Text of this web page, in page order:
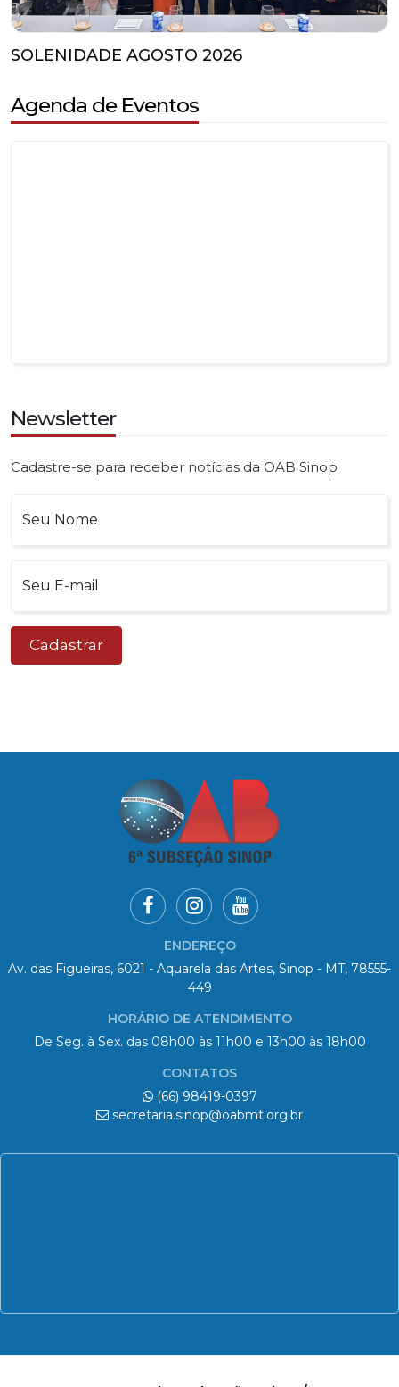
SOLENIDADE AGOSTO 2026
Agenda de Eventos
Newsletter
Cadastre-se para receber notícias da OAB Sinop
Seu Nome
Seu E-mail
Cadastrar
ENDEREÇO
Av. das Figueiras, 6021 - Aquarela das Artes, Sinop - MT, 78555-
449
HORÁRIO DE ATENDIMENTO
De Seg. à Sex. das 08h00 às 11h00 e 13h00 às 18h00
CONTATOS
(66) 98419-0397
secretaria.sinop@oabmt.org.br